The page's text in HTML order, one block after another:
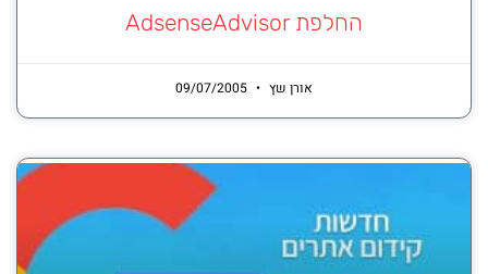
החלפת AdsenseAdvisor
אורן שץ